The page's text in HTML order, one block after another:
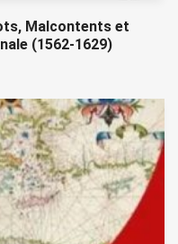
Malcontents et
(1562-1629)